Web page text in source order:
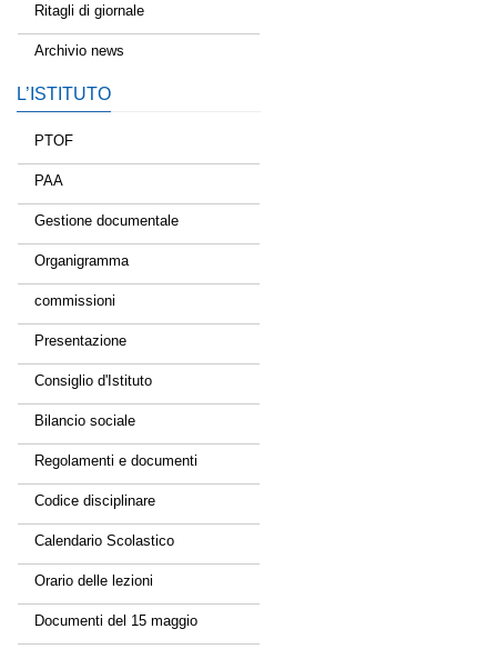
Ritagli di giornale
Archivio news
L’ISTITUTO
PTOF
PAA
Gestione documentale
Organigramma
commissioni
Presentazione
Consiglio d'Istituto
Bilancio sociale
Regolamenti e documenti
Codice disciplinare
Calendario Scolastico
Orario delle lezioni
Documenti del 15 maggio